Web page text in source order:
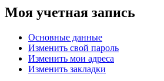
Моя учетная запись
Основные данные
Изменить свой пароль
Изменить мои адреса
Изменить закладки